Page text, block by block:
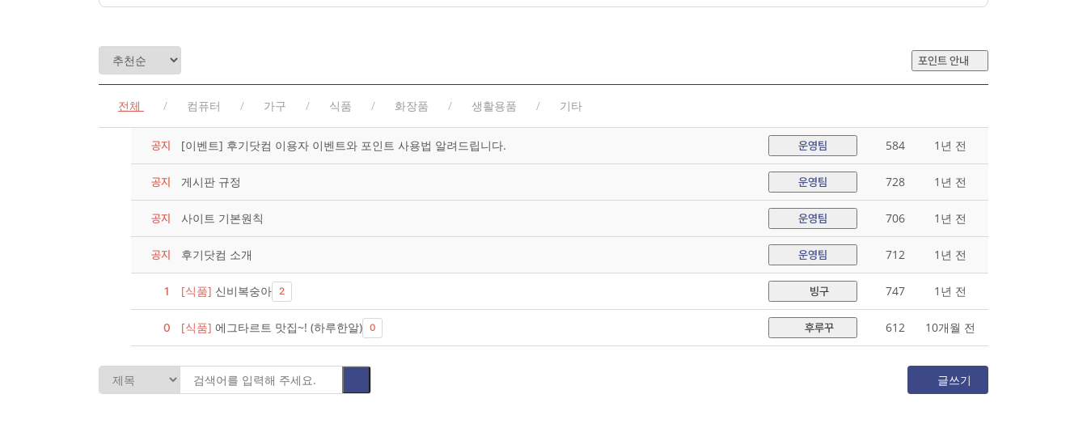
포인트 안내
전체 컴퓨터 가구 식품 화장품 생활용품 기타
공지 [이벤트] 후기닷컴 이용자 이벤트와 포인트 사용법 알려드립니다. 운영팀 584 1년 전
공지 게시판 규정 운영팀 728 1년 전
공지 사이트 기본원칙 운영팀 706 1년 전
공지 후기닷컴 소개 운영팀 712 1년 전
1 [식품] 신비복숭아 2 빙구 747 1년 전
0 [식품] 에그타르트 맛집~! (하루한알) 0 후루꾸 612 10개월 전
글쓰기